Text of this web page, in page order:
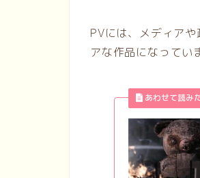
PVには、メディア
アな作品になってい